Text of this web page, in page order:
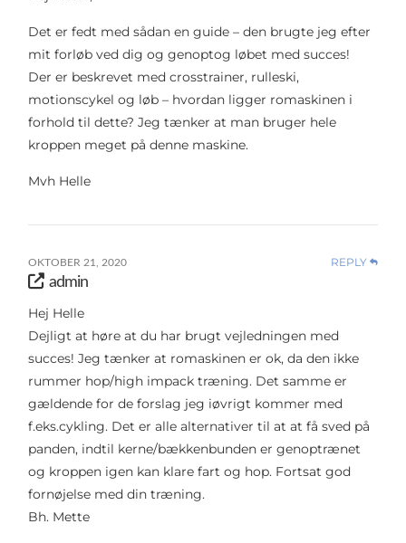
Det er fedt med sådan en guide – den brugte jeg efter
mit forløb ved dig og genoptog løbet med succes!
Der er beskrevet med crosstrainer, rulleski,
motionscykel og løb – hvordan ligger romaskinen i
forhold til dette? Jeg tænker at man bruger hele
kroppen meget på denne maskine.
Mvh Helle
OKTOBER 21, 2020 REPLY
admin
Hej Helle
Dejligt at høre at du har brugt vejledningen med
succes! Jeg tænker at romaskinen er ok, da den ikke
rummer hop/high impack træning. Det samme er
gældende for de forslag jeg iøvrigt kommer med
f.eks.cykling. Det er alle alternativer til at at få sved på
panden, indtil kerne/bækkenbunden er genoptrænet
og kroppen igen kan klare fart og hop. Fortsat god
fornøjelse med din træning.
Bh. Mette